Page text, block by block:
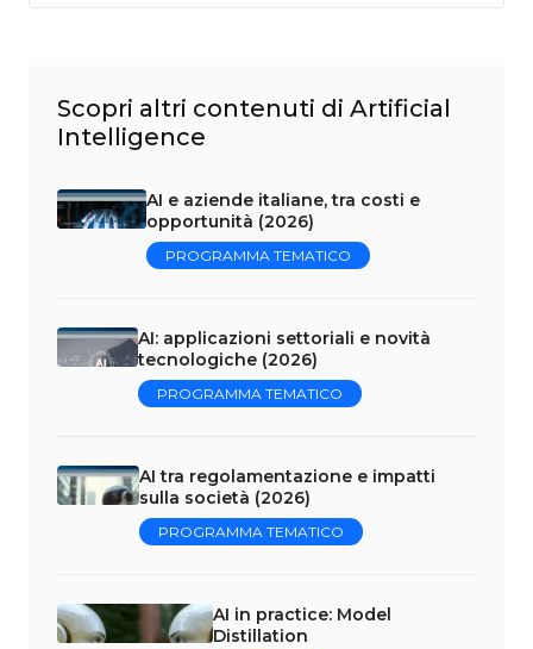
Scopri altri contenuti di Artificial
Intelligence
AI e aziende italiane, tra costi e
opportunità (2026)
PROGRAMMA TEMATICO
AI: applicazioni settoriali e novità
tecnologiche (2026)
PROGRAMMA TEMATICO
AI tra regolamentazione e impatti
sulla società (2026)
PROGRAMMA TEMATICO
AI in practice: Model
Distillation